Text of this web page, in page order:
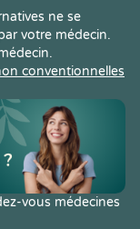
ne se
votre médecin.
conventionnelles
vous médecines